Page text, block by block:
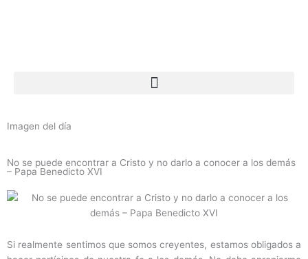
Imagen del día
No se puede encontrar a Cristo y no darlo a conocer a los demás
– Papa Benedicto XVI
Si realmente sentimos que somos creyentes, estamos obligados a